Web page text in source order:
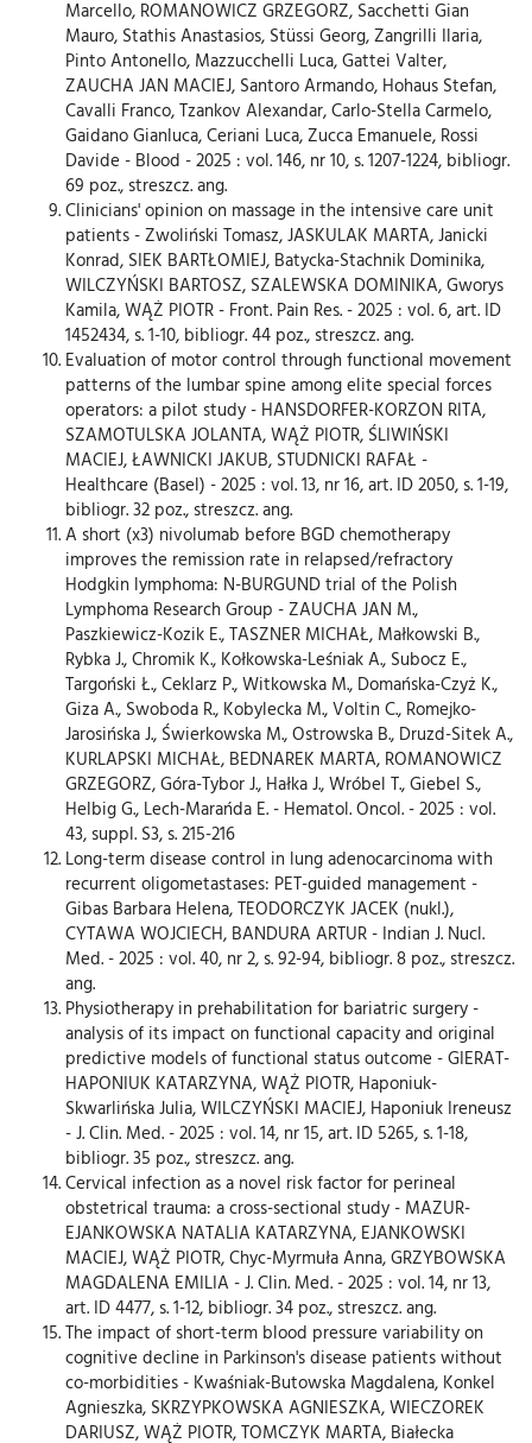
Marcello, ROMANOWICZ GRZEGORZ, Sacchetti Gian
Mauro, Stathis Anastasios, Stüssi Georg, Zangrilli Ilaria,
Pinto Antonello, Mazzucchelli Luca, Gattei Valter,
ZAUCHA JAN MACIEJ, Santoro Armando, Hohaus Stefan,
Cavalli Franco, Tzankov Alexandar, Carlo-Stella Carmelo,
Gaidano Gianluca, Ceriani Luca, Zucca Emanuele, Rossi
Davide - Blood - 2025 : vol. 146, nr 10, s. 1207-1224, bibliogr.
69 poz., streszcz. ang.
Clinicians' opinion on massage in the intensive care unit
patients - Zwoliński Tomasz, JASKULAK MARTA, Janicki
Konrad, SIEK BARTŁOMIEJ, Batycka-Stachnik Dominika,
WILCZYŃSKI BARTOSZ, SZALEWSKA DOMINIKA, Gworys
Kamila, WĄŻ PIOTR - Front. Pain Res. - 2025 : vol. 6, art. ID
1452434, s. 1-10, bibliogr. 44 poz., streszcz. ang.
Evaluation of motor control through functional movement
patterns of the lumbar spine among elite special forces
operators: a pilot study - HANSDORFER-KORZON RITA,
SZAMOTULSKA JOLANTA, WĄŻ PIOTR, ŚLIWIŃSKI
MACIEJ, ŁAWNICKI JAKUB, STUDNICKI RAFAŁ -
Healthcare (Basel) - 2025 : vol. 13, nr 16, art. ID 2050, s. 1-19,
bibliogr. 32 poz., streszcz. ang.
A short (x3) nivolumab before BGD chemotherapy
improves the remission rate in relapsed/refractory
Hodgkin lymphoma: N-BURGUND trial of the Polish
Lymphoma Research Group - ZAUCHA JAN M.,
Paszkiewicz-Kozik E., TASZNER MICHAŁ, Małkowski B.,
Rybka J., Chromik K., Kołkowska-Leśniak A., Subocz E.,
Targoński Ł., Ceklarz P., Witkowska M., Domańska-Czyż K.,
Giza A., Swoboda R., Kobylecka M., Voltin C., Romejko-
Jarosińska J., Świerkowska M., Ostrowska B., Druzd-Sitek A.,
KURLAPSKI MICHAŁ, BEDNAREK MARTA, ROMANOWICZ
GRZEGORZ, Góra-Tybor J., Hałka J., Wróbel T., Giebel S.,
Helbig G., Lech-Marańda E. - Hematol. Oncol. - 2025 : vol.
43, suppl. S3, s. 215-216
Long-term disease control in lung adenocarcinoma with
recurrent oligometastases: PET-guided management -
Gibas Barbara Helena, TEODORCZYK JACEK (nukl.),
CYTAWA WOJCIECH, BANDURA ARTUR - Indian J. Nucl.
Med. - 2025 : vol. 40, nr 2, s. 92-94, bibliogr. 8 poz., streszcz.
ang.
Physiotherapy in prehabilitation for bariatric surgery -
analysis of its impact on functional capacity and original
predictive models of functional status outcome - GIERAT-
HAPONIUK KATARZYNA, WĄŻ PIOTR, Haponiuk-
Skwarlińska Julia, WILCZYŃSKI MACIEJ, Haponiuk Ireneusz
- J. Clin. Med. - 2025 : vol. 14, nr 15, art. ID 5265, s. 1-18,
bibliogr. 35 poz., streszcz. ang.
Cervical infection as a novel risk factor for perineal
obstetrical trauma: a cross-sectional study - MAZUR-
EJANKOWSKA NATALIA KATARZYNA, EJANKOWSKI
MACIEJ, WĄŻ PIOTR, Chyc-Myrmuła Anna, GRZYBOWSKA
MAGDALENA EMILIA - J. Clin. Med. - 2025 : vol. 14, nr 13,
art. ID 4477, s. 1-12, bibliogr. 34 poz., streszcz. ang.
The impact of short-term blood pressure variability on
cognitive decline in Parkinson's disease patients without
co-morbidities - Kwaśniak-Butowska Magdalena, Konkel
Agnieszka, SKRZYPKOWSKA AGNIESZKA, WIECZOREK
DARIUSZ, WĄŻ PIOTR, TOMCZYK MARTA, Białecka